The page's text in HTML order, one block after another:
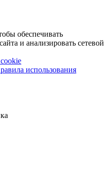
обеспечивать
и анализировать сетевой
использования